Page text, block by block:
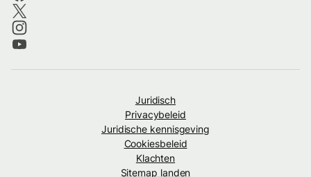
Juridisch
Privacybeleid
Juridische kennisgeving
Cookiesbeleid
Klachten
Sitemap landen